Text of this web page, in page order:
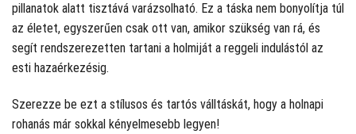
pillanatok alatt tisztává varázsolható. Ez a táska nem bonyolítja túl
az életet, egyszerűen csak ott van, amikor szükség van rá, és
segít rendszerezetten tartani a holmiját a reggeli indulástól az
esti hazaérkezésig.
Szerezze be ezt a stílusos és tartós válltáskát, hogy a holnapi
rohanás már sokkal kényelmesebb legyen!